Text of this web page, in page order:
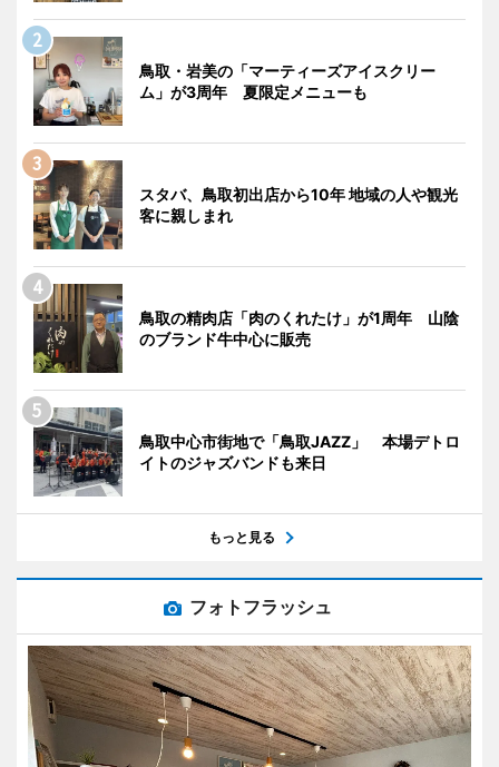
鳥取・岩美の「マーティーズアイスクリー
ム」が3周年 夏限定メニューも
スタバ、鳥取初出店から10年 地域の人や観光
客に親しまれ
鳥取の精肉店「肉のくれたけ」が1周年 山陰
のブランド牛中心に販売
鳥取中心市街地で「鳥取JAZZ」 本場デトロ
イトのジャズバンドも来日
もっと見る
フォトフラッシュ